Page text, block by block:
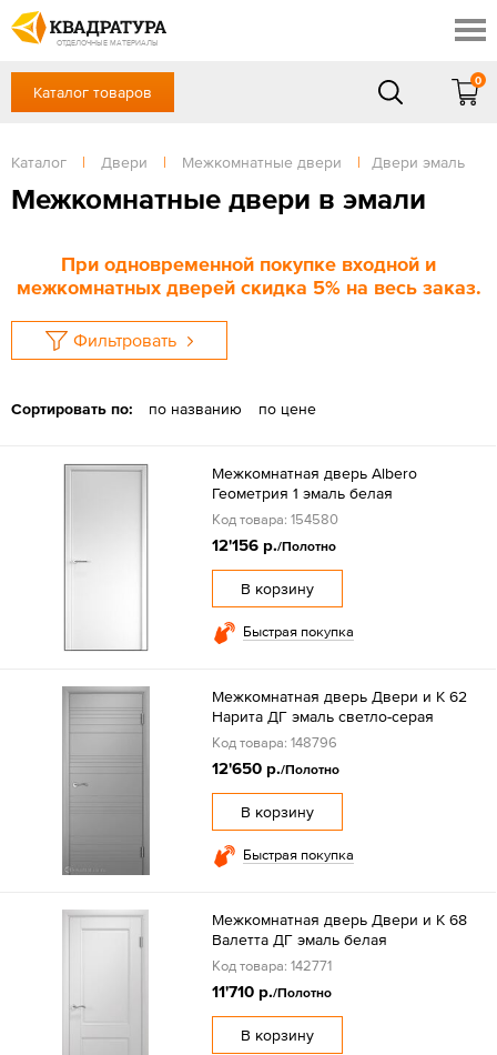
ОТДЕЛОЧНЫЕ МАТЕРИАЛЫ
Профи
Акции
Готовые решения
Доставка и оплата
Отзывы
+7 918 999 1656
Сб, Вс — выходной
ЗАКАЗАТЬ ЗВОНОК
Каталог товаров
0
Каталог | Двери | Межкомнатные двери | Двери эмаль
Межкомнатные двери в эмали
При одновременной покупке входной и
межкомнатных дверей скидка 5% на весь заказ.
Фильтровать
Сортировать по: по названию по цене
Межкомнатная дверь Albero
Геометрия 1 эмаль белая
Код товара: 154580
12'156 р./Полотно
В корзину
Быстрая покупка
Межкомнатная дверь Двери и К 62
Нарита ДГ эмаль светло-серая
Код товара: 148796
12'650 р./Полотно
В корзину
Быстрая покупка
Межкомнатная дверь Двери и К 68
Валетта ДГ эмаль белая
Код товара: 142771
11'710 р./Полотно
В корзину